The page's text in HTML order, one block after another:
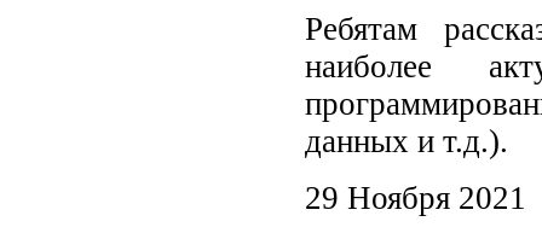
Ребятам
наиболее
данных и т.д.).
29 Ноября 2021